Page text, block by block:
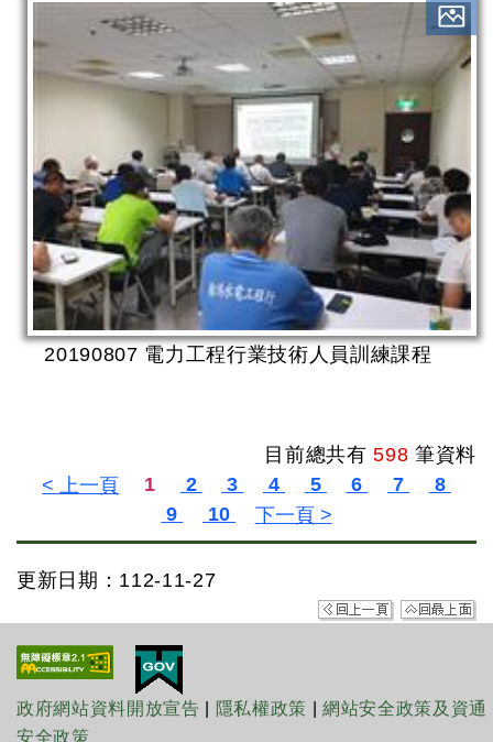
20190807 電力工程行業技術人員訓練課程
目前總共有598 筆資料
更新日期：112-11-27
政府網站資料開放宣告 隱私權政策 |網站安全政策及資通
安全政策